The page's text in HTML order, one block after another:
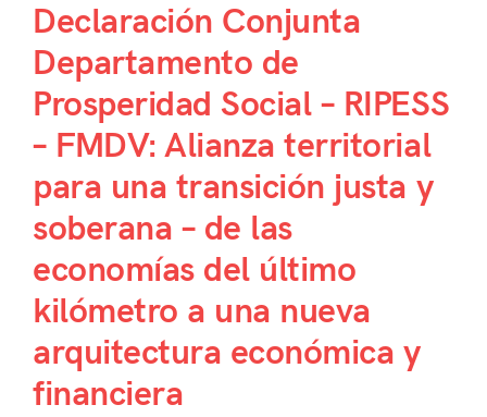
Declaración Conjunta
Departamento de
Prosperidad Social – RIPESS
– FMDV: Alianza territorial
para una transición justa y
soberana – de las
economías del último
kilómetro a una nueva
arquitectura económica y
financiera